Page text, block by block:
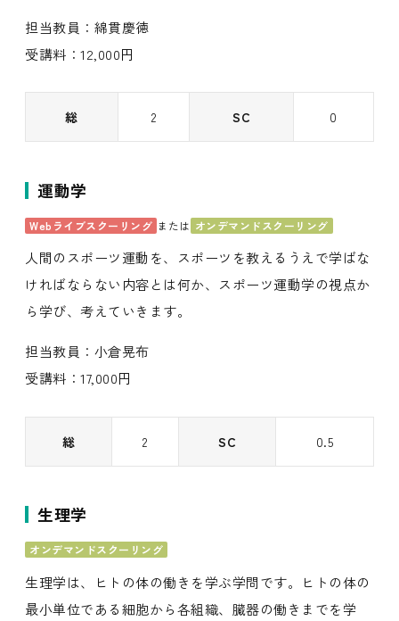
担当教員：綿貫慶徳
受講料：12,000円
総 2 SC 0
運動学
Webライブスクーリング または オンデマンドスクーリング
人間のスポーツ運動を、スポーツを教えるうえで学ばな
ければならない内容とは何か、スポーツ運動学の視点か
ら学び、考えていきます。
担当教員：小倉晃布
受講料：17,000円
総 2 SC 0.5
生理学
オンデマンドスクーリング
生理学は、ヒトの体の働きを学ぶ学問です。ヒトの体の
最小単位である細胞から各組織、臓器の働きまでを学